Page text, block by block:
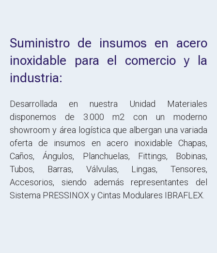
Suministro de insumos en acero
inoxidable para el comercio y la
industria:
Desarrollada en nuestra Unidad Materiales
disponemos de 3.000 m2 con un moderno
showroom y área logística que albergan una variada
oferta de insumos en acero inoxidable Chapas,
Caños, Ángulos, Planchuelas, Fittings, Bobinas,
Tubos, Barras, Válvulas, Lingas, Tensores,
Accesorios, siendo además representantes del
Sistema PRESSINOX y Cintas Modulares IBRAFLEX.